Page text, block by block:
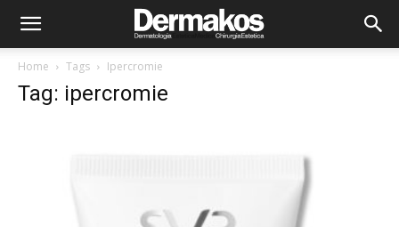
Home Tags Ipercromie
Tag: ipercromie